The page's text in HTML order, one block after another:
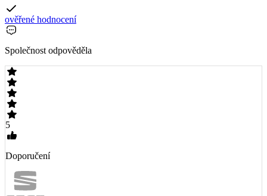
ověřené hodnocení
Společnost odpověděla
5
Doporučení